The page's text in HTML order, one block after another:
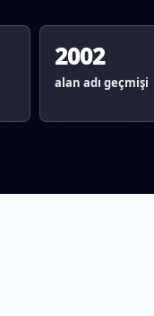
2002
alan adı geçmişi